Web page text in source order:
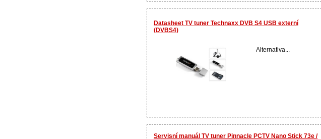
Datasheet TV tuner Technaxx DVB S4 USB externí
(DVBS4)
Alternativa...
Servisní manuál TV tuner Pinnacle PCTV Nano Stick 73e /